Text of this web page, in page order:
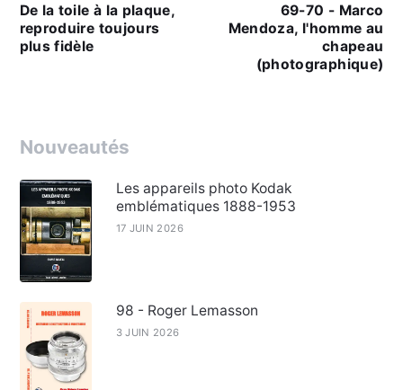
De la toile à la plaque,
reproduire toujours
plus fidèle
69-70 - Marco
Mendoza, l'homme au
chapeau
(photographique)
Nouveautés
Les appareils photo Kodak
emblématiques 1888-1953
17 JUIN 2026
98 - Roger Lemasson
3 JUIN 2026